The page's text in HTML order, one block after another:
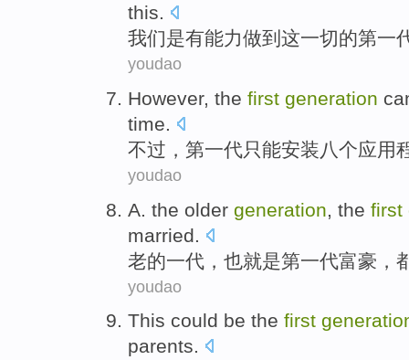
this.
我们是有能力做到 这一切的第一
youdao
However, the first generation
time.
不过 ， 第一代只能安装八个应用
youdao
A. the older generation the first
married
老的一代 ，也就是第一代富豪 ，
youdao
This could be the first
parents.